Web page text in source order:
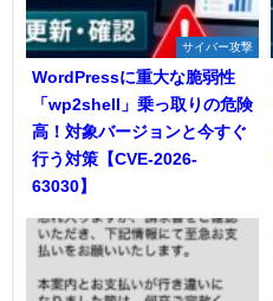
サイバー攻撃
WordPressに重大な脆弱性
「wp2shell」乗っ取りの危険
高！対象バージョンと今すぐ
行う対策【CVE-2026-
63030】